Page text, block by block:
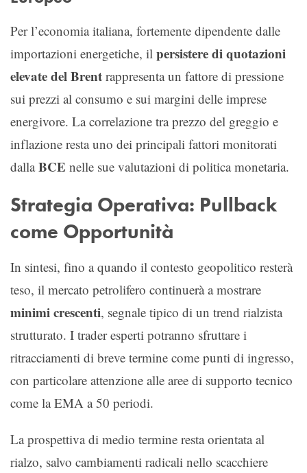
Per l’economia italiana, fortemente dipendente dalle
importazioni energetiche, il persistere di quotazioni
elevate del Brent rappresenta un fattore di pressione
sui prezzi al consumo e sui margini delle imprese
energivore. La correlazione tra prezzo del greggio e
inflazione resta uno dei principali fattori monitorati
dallaBCE nelle sue valutazioni di politica monetaria.
Strategia Operativa: Pullback
come Opportunità
In sintesi, fino a quando il contesto geopolitico resterà
teso, il mercato petrolifero continuerà a mostrare
minimi crescenti, segnale tipico di un trend rialzista
strutturato. I trader esperti potranno sfruttare i
ritracciamenti di breve termine come punti di ingresso,
con particolare attenzione alle aree di supporto tecnico
come la EMA a 50 periodi.
La prospettiva di medio termine resta orientata al
rialzo, salvo cambiamenti radicali nello scacchiere